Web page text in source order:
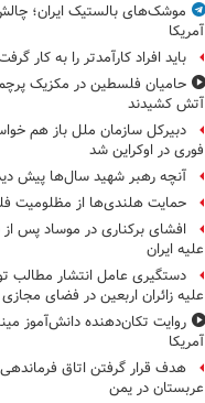
موشک‌های بالستیک ایران؛
آمریکا
باید افراد کارآمدتر را به کار
حامیان فلسطین در مکزیک پرچم
آتش کشیدند
دبیرکل سازمان ملل باز هم
فوری در اوکراین شد
آنچه رهبر شهید سال‌ها پیش
حمایت هلندی‌ها از مظلومیت
افشای برکناری در موساد پس
علیه ایران
دستگیری عامل انتشار مطالب
علیه زائران اربعین در فضای مجازی
روایت تکان‌دهنده دانش‌آموز
آمریکا
هدف قرار گرفتن اتاق‌
عربستان در یمن